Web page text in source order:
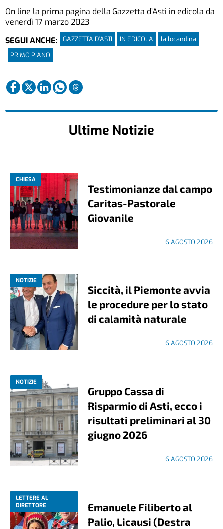
On line la prima pagina della Gazzetta d’Asti in edicola da
venerdì 17 marzo 2023
SEGUI ANCHE:
GAZZETTA D'ASTI IN EDICOLA
la locandina
PRIMO PIANO
Ultime Notizie
CHIESA
Testimonianze dal campo
Caritas-Pastorale
Giovanile
6 AGOSTO 2026
NOTIZIE
Siccità, il Piemonte avvia
le procedure per lo stato
di calamità naturale
6 AGOSTO 2026
NOTIZIE
Gruppo Cassa di
Risparmio di Asti, ecco i
risultati preliminari al 30
giugno 2026
6 AGOSTO 2026
LETTERE AL
DIRETTORE
Emanuele Filiberto al
Palio, Licausi (Destra